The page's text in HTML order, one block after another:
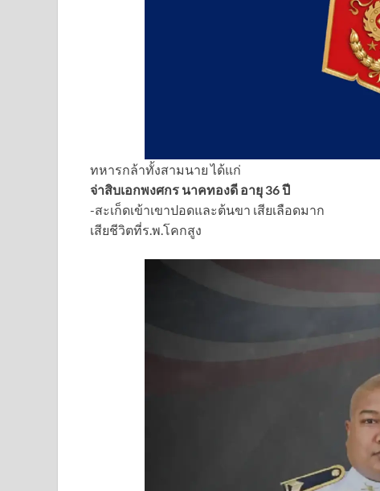
ทหารกล้าทั้งสามนาย ได้แก่
จ่าสิบเอกพงศกร นาคทองดี อายุ 36 ปี
-สะเก็ดเข้าเขาปอดและต้นขา เสียเลือดมาก
เสียชีวิตที่ร.พ.โคกสูง